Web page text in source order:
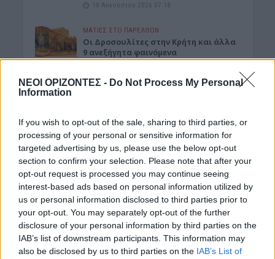
ΝΕΟΙ ΟΡΙΖΟΝΤΕΣ - Do Not Process My Personal
Information
If you wish to opt-out of the sale, sharing to third parties, or
processing of your personal or sensitive information for
targeted advertising by us, please use the below opt-out
section to confirm your selection. Please note that after your
opt-out request is processed you may continue seeing
interest-based ads based on personal information utilized by
us or personal information disclosed to third parties prior to
your opt-out. You may separately opt-out of the further
disclosure of your personal information by third parties on the
IAB’s list of downstream participants. This information may
also be disclosed by us to third parties on the IAB’s List of
10 Αυγούστου 2026 07:18
ΜΑΤΙΕΣ ΣΤΟ ΠΑΡΕΛΘΟΝ
Οι Δροσουλίτες στην Κρήτη και άλλα
9 ανεξήγητα φαινόμενα
9 Αυγούστου 2026 19:57
ΤΟΥΡΙΣΜΟΣ
Γαμήλιος τουρισμός: Στην Κρήτη από
όλες τις ηπείρους, για τον γάμο των
ονείρων τους!
9 Αυγούστου 2026 19:55
Δημοφιλή αυτή την εβδομάδα